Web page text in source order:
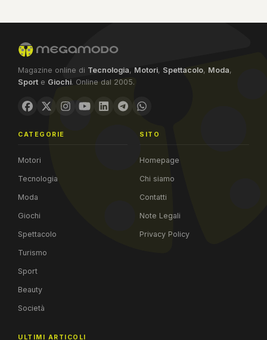
Magazine online di Tecnologia, Motori, Spettacolo, Moda,
Sport e Giochi. Online dal 2005.
CATEGORIE
Motori
Tecnologia
Moda
Giochi
Spettacolo
Turismo
Sport
Beauty
Società
SITO
Homepage
Chi siamo
Contatti
Note Legali
Privacy Policy
ULTIMI ARTICOLI